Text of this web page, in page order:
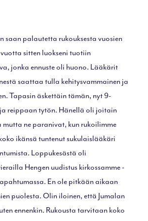
saan palautetta rukouksesta vuosien
sitten luokseni tuotiin
jonka ennuste oli huono. Lääkärit
saattaa tulla kehitysvammainen ja
Tapasin äskettäin tämän, nyt 9-
reippaan tytön. Hänellä oli joitain
ne paranivat, kun rukoilimme
ikänsä tuntenut sukulaislääkäri
Loppukesästä oli
Hengen uudistus kirkossamme -
En ole pitkään aikaan
puolesta. Olin iloinen, että Jumalan
ennenkin. Rukousta tarvitaan koko